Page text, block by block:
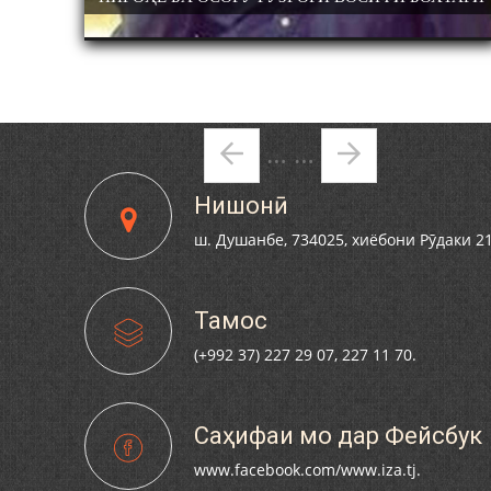
Pages … …
Нишонӣ
ш. Душанбе, 734025, хиёбони Рӯдаки 21
Тамос
(+992 37) 227 29 07, 227 11 70.
Саҳифаи мо дар Фейсбук
www.facebook.com/www.iza.tj.